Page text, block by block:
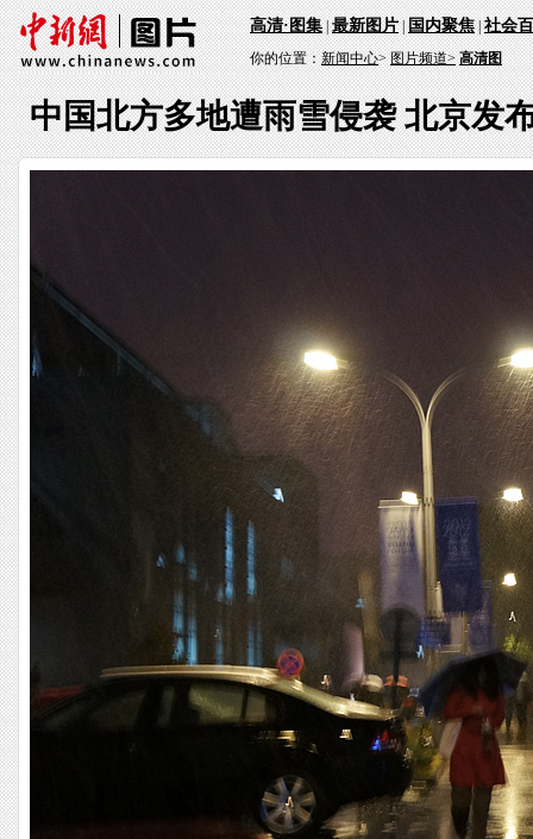
高清·图集|最新图片|国内聚焦|社会
你的位置：新闻中心>图片频道> 高清图
中国北方多地遭雨雪侵袭 北京发